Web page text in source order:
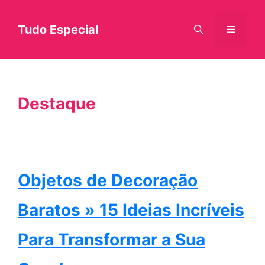
paraTudo Especial Menu
Destaque
Objetos de Decoração
Baratos » 15 Ideias Incríveis
Para Transformar a Sua